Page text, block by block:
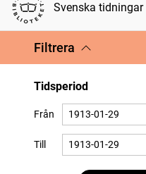
Svenska tidningar
Filtrera
Tidsperiod
Från
Till